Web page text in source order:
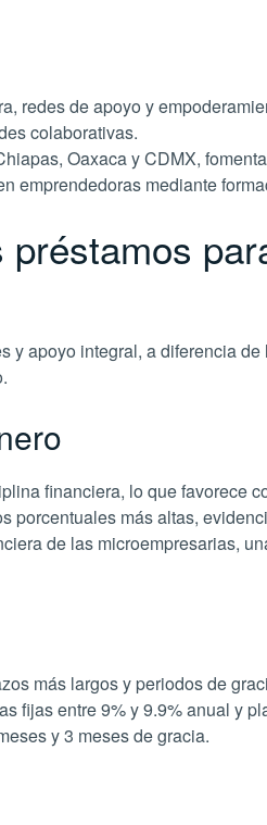
redes de apoyo y
colaborativas.
Oaxaca y CDMX,
emprendedoras mediante
apoyo integral, a diferencia
financiera, lo que favorece
porcentuales más altas,
de las microempresarias,
más largos y periodos de
fijas entre 9% y 9.9% anual y
y 3 meses de gracia.